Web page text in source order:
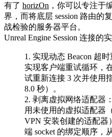
有了 horizOn ，你可以专注于
界，而将底层 session 路由的
战检验的服务器平台。
Unreal Engine Session 连接的
实现动态 Beacon 超
实现客户端重试循环，
试重新连接 3 次并使用
8.0 秒）。
剥离虚拟网络适配器
用未使用的虚拟适配器
VPN 安装创建的适配器
端 socket 的绑定顺序，